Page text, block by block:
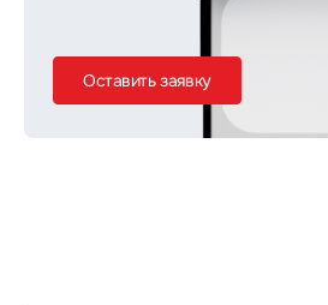
Оставить заявку